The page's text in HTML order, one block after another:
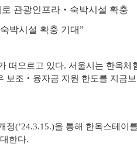
로 관광인프라‧숙박시설 확충
박시설 확충 기대”
떠오르고 있다. 서울시는 한옥체
보조‧융자금 지원 한도를 지금보
(’24.3.15.)을 통해 한옥스테이
한다.